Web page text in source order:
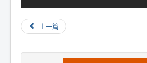
上一篇